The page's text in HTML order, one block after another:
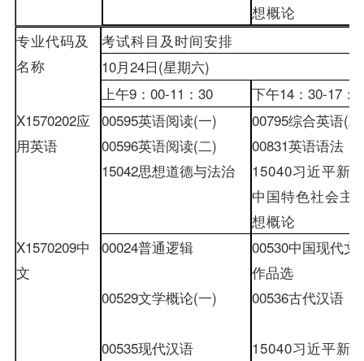
想概论
专业代码及
名称
考试科目及时间安排
10月24日(星期六)
上午9： 00-11 ： 30 下午14： 30-17：
X1570202应
用英语
00595英语阅读(一) 00795综合英语(
00596英语阅读(二) 00831英语语法
15042思想道德与法治 15040习近平新
中国特色社会主
想概论
X1570209中
文
00024普通逻辑 00530中国现代文
作品选
00529文学概论(一) 00536古代汉语
00535现代汉语 15040习近平新